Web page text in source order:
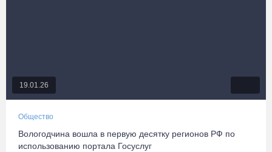
19.01.26
Общество
Вологодчина вошла в первую десятку регионов РФ по
использованию портала Госуслуг